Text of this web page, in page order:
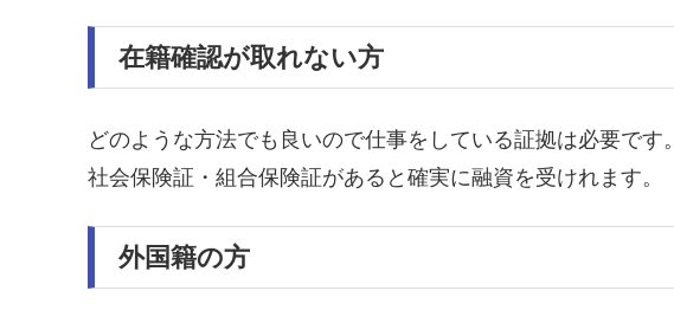
在籍確認が取れない方
どのような方法でも良いので仕事をしている証拠は必要です。
社会保険証・組合保険証があると確実に融資を受けれます。
外国籍の方